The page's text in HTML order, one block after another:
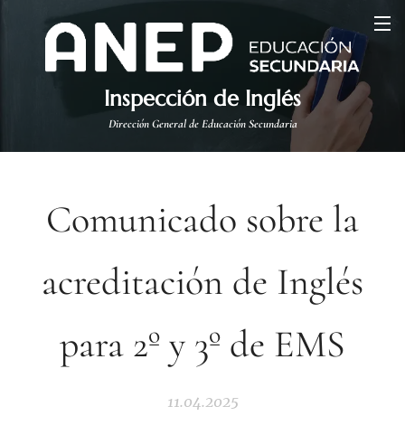
Inspección de Inglés
Dirección General de Educación Secundaria
Comunicado sobre la
acreditación de Inglés
para 2º y 3º de EMS
11.04.2025